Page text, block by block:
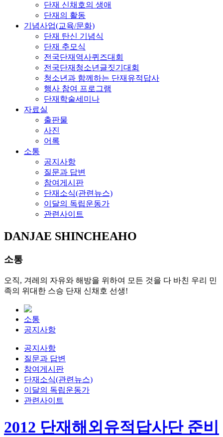
단재 신채호의 생애
단재의 활동
기념사업(교육/문화)
단재 탄신 기념식
단재 추모식
전국단재역사퀴즈대회
전국단재청소년글짓기대회
청소년과 함께하는 단재유적답사
행사 참여 프로그램
단재학술세미나
자료실
출판물
사진
어록
소통
공지사항
질문과 답변
참여게시판
단재소식(관련뉴스)
이달의 독립운동가
관련사이트
DANJAE SHINCHEAHO
소통
오직, 겨레의 자유와 해방을 위하여 모든 것을 다 바친 우리 민
족의 위대한 스승 단재 신채호 선생!
소통
공지사항
공지사항
질문과 답변
참여게시판
단재소식(관련뉴스)
이달의 독립운동가
관련사이트
2012 단재해외유적답사단 준비